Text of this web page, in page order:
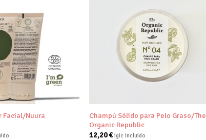
deseos
Facial/Nuura
Champú Sólido para Pelo Graso/The
Organic Republic
12,20€ igic incluido